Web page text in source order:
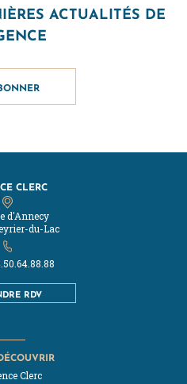
ACTUALITÉS DE
CLERC
d'Annecy
du-Lac
RDV
Clerc